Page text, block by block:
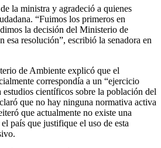
la ministra y agradeció a quienes
“Fuimos los primeros en
la decisión del Ministerio de
esa resolución”, escribió la senadora en
de Ambiente explicó que el
correspondía a un “ejercicio
estudios científicos sobre la población del
que no hay ninguna normativa activa
que actualmente no existe una
país que justifique el uso de esta